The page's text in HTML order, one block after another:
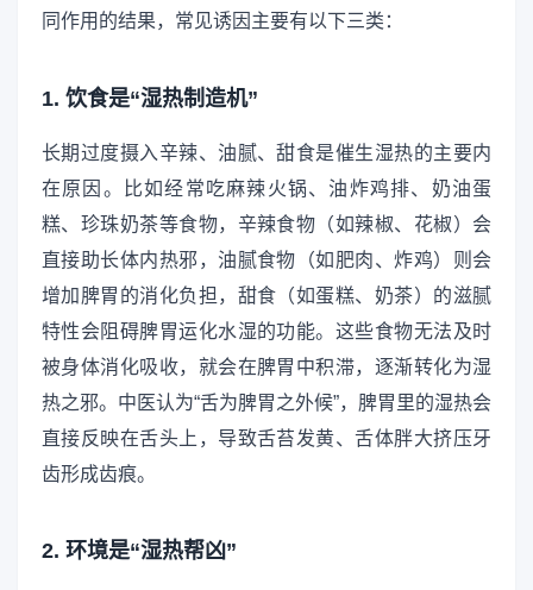
同作用的结果，常见诱因主要有以下三类：
1. 饮食是“湿热制造机”
长期过度摄入辛辣、油腻、甜食是催生湿热的主要内
在原因。比如经常吃麻辣火锅、油炸鸡排、奶油蛋
糕、珍珠奶茶等食物，辛辣食物（如辣椒、花椒）会
直接助长体内热邪，油腻食物（如肥肉、炸鸡）则会
增加脾胃的消化负担，甜食（如蛋糕、奶茶）的滋腻
特性会阻碍脾胃运化水湿的功能。这些食物无法及时
被身体消化吸收，就会在脾胃中积滞，逐渐转化为湿
热之邪。中医认为“舌为脾胃之外候”，脾胃里的湿热会
直接反映在舌头上，导致舌苔发黄、舌体胖大挤压牙
齿形成齿痕。
2. 环境是“湿热帮凶”